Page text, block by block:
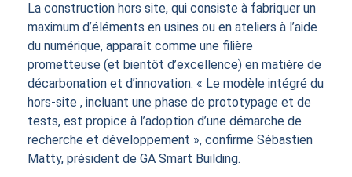
La construction hors site, qui consiste à fabriquer un
maximum d’éléments en usines ou en ateliers à l’aide
du numérique, apparaît comme une filière
prometteuse (et bientôt d’excellence) en matière de
décarbonation et d’innovation. « Le modèle intégré du
hors-site , incluant une phase de prototypage et de
tests, est propice à l’adoption d’une démarche de
recherche et développement », confirme Sébastien
Matty, président de GA Smart Building.